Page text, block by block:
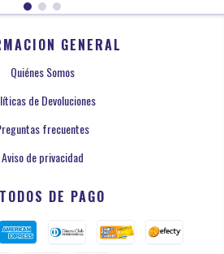
GENERAL
Quiénes Somos
de Devoluciones
frecuentes
Aviso de privacidad
DE PAGO